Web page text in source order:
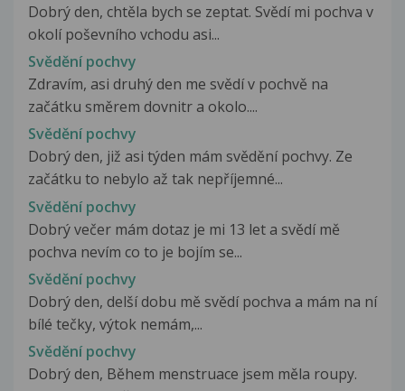
Dobrý den, chtěla bych se zeptat. Svědí mi pochva v
okolí poševního vchodu asi...
Svědění pochvy
Zdravím, asi druhý den me svědí v pochvě na
začátku směrem dovnitr a okolo....
Svědění pochvy
Dobrý den, již asi týden mám svědění pochvy. Ze
začátku to nebylo až tak nepříjemné...
Svědění pochvy
Dobrý večer mám dotaz je mi 13 let a svědí mě
pochva nevím co to je bojím se...
Svědění pochvy
Dobrý den, delší dobu mě svědí pochva a mám na ní
bílé tečky, výtok nemám,...
Svědění pochvy
Dobrý den, Během menstruace jsem měla roupy.